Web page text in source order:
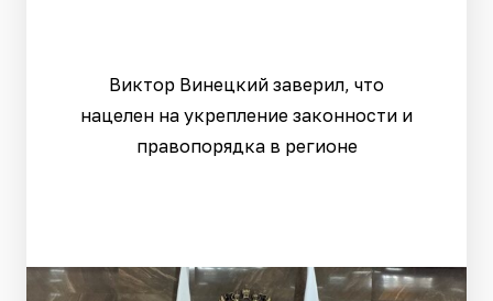
Виктор Винецкий заверил, что
нацелен на укрепление законности и
правопорядка в регионе